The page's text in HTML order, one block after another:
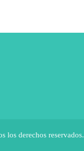
los derechos